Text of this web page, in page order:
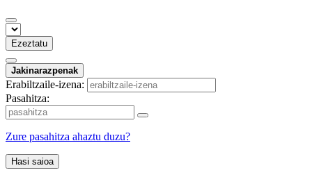
Ezeztatu
Jakinarazpenak
Erabiltzaile-izena:
Pasahitza:
Zure pasahitza ahaztu duzu?
Hasi saioa